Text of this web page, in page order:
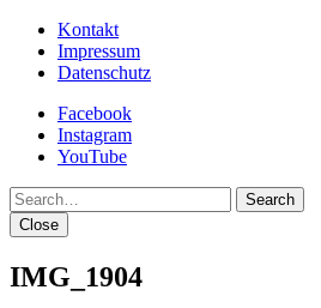
Kontakt
Impressum
Datenschutz
Facebook
Instagram
YouTube
Search
Close
IMG_1904